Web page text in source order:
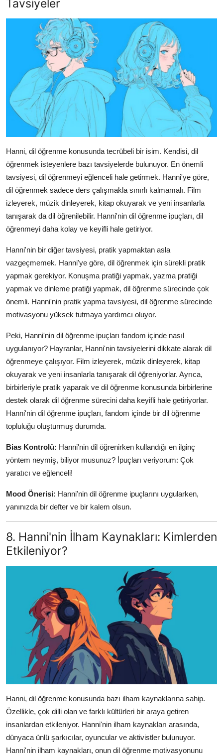
Tavsiyeler
Hanni, dil öğrenme konusunda tecrübeli bir isim. Kendisi, dil
öğrenmek isteyenlere bazı tavsiyelerde bulunuyor. En önemli
tavsiyesi, dil öğrenmeyi eğlenceli hale getirmek. Hanni'ye göre,
dil öğrenmek sadece ders çalışmakla sınırlı kalmamalı. Film
izleyerek, müzik dinleyerek, kitap okuyarak ve yeni insanlarla
tanışarak da dil öğrenilebilir. Hanni'nin dil öğrenme ipuçları, dil
öğrenmeyi daha kolay ve keyifli hale getiriyor.
Hanni'nin bir diğer tavsiyesi, pratik yapmaktan asla
vazgeçmemek. Hanni'ye göre, dil öğrenmek için sürekli pratik
yapmak gerekiyor. Konuşma pratiği yapmak, yazma pratiği
yapmak ve dinleme pratiği yapmak, dil öğrenme sürecinde çok
önemli. Hanni'nin pratik yapma tavsiyesi, dil öğrenme sürecinde
motivasyonu yüksek tutmaya yardımcı oluyor.
Peki, Hanni'nin dil öğrenme ipuçları fandom içinde nasıl
uygulanıyor? Hayranlar, Hanni'nin tavsiyelerini dikkate alarak dil
öğrenmeye çalışıyor. Film izleyerek, müzik dinleyerek, kitap
okuyarak ve yeni insanlarla tanışarak dil öğreniyorlar. Ayrıca,
birbirleriyle pratik yaparak ve dil öğrenme konusunda birbirlerine
destek olarak dil öğrenme sürecini daha keyifli hale getiriyorlar.
Hanni'nin dil öğrenme ipuçları, fandom içinde bir dil öğrenme
topluluğu oluşturmuş durumda.
Bias Kontrolü: Hanni'nin dil öğrenirken kullandığı en ilginç
yöntem neymiş, biliyor musunuz? İpuçları veriyorum: Çok
yaratıcı ve eğlenceli!
Mood Önerisi: Hanni'nin dil öğrenme ipuçlarını uygularken,
yanınızda bir defter ve bir kalem olsun.
8. Hanni'nin İlham Kaynakları: Kimlerden
Etkileniyor?
Hanni, dil öğrenme konusunda bazı ilham kaynaklarına sahip.
Özellikle, çok dilli olan ve farklı kültürleri bir araya getiren
insanlardan etkileniyor. Hanni'nin ilham kaynakları arasında,
dünyaca ünlü şarkıcılar, oyuncular ve aktivistler bulunuyor.
Hanni'nin ilham kaynakları, onun dil öğrenme motivasyonunu